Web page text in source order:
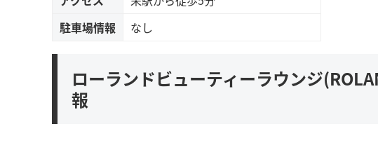
駐車場情報
なし
ローランドビューティーラウンジ
報